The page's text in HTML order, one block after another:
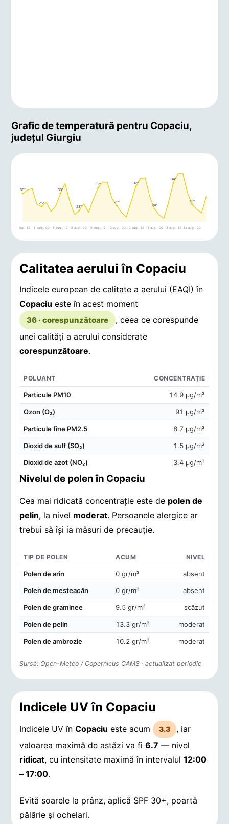
Grafic de temperatură pentru Copaciu,
județul Giurgiu
30°
7 aug., 12
25°
8 aug., 00
30°
8 aug., 12
23°
9 aug., 00
32°
9 aug., 12
25°
10 aug., 00
32°
10 aug., 12
24°
11 aug., 00
34°
11 aug., 12
25°
12 aug., 00
Calitatea aerului în Copaciu
Indicele european de calitate a aerului (EAQI) în
Copaciu este în acest moment
36 · corespunzătoare
, ceea ce corespunde
unei calități a aerului considerate
corespunzătoare.
POLUANT CONCENTRAȚIE
Particule PM10 14.9 μg/m³
Ozon (O₃) 91 μg/m³
Particule fine PM2.5 8.7 μg/m³
Dioxid de sulf (SO₂) 1.5 μg/m³
Dioxid de azot (NO₂) 3.4 μg/m³
Nivelul de polen în Copaciu
Cea mai ridicată concentrație este de polen de
pelin, la nivel moderat. Persoanele alergice ar
trebui să își ia măsuri de precauție.
Concentrații de polen în aerul din Copaciu
TIP DE POLEN ACUM NIVEL
Polen de arin 0 gr/m³ absent
Polen de mesteacăn 0 gr/m³ absent
Polen de graminee 9.5 gr/m³ scăzut
Polen de pelin 13.3 gr/m³ moderat
Polen de ambrozie 10.2 gr/m³ moderat
Sursă: Open-Meteo / Copernicus CAMS · actualizat periodic
Indicele UV în Copaciu
Indicele UV înCopaciu este acum 3.3
, iar
valoarea maximă de astăzi va fi6.7 — nivel
ridicat, cu intensitate maximă în intervalul12:00
– 17:00.
Evită soarele la prânz, aplică SPF 30+, poartă
pălărie și ochelari.